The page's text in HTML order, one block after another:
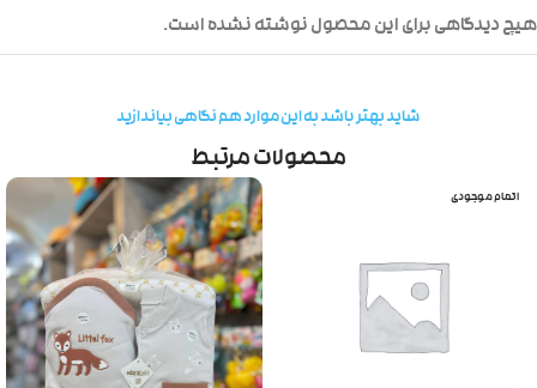
هیچ دیدگاهی برای این محصول نوشته نشده است.
شاید بهتر باشد به این موارد هم نگاهی بیاندازید
محصولات مرتبط
اتمام موجودی